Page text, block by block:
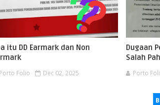
itu DD Earmark dan Non
Porto Folio Dec 02, 2025
Dugaan
Salah
Porto